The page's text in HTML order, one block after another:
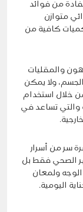
من فوائد
متوازن
كافية من
والمقليات
من امتصاص الأوميغا 3 في الجسم، ولا يمكن
من خلال استخدام
والتي تساعد في
3 للشعر والبشرة سر من أسرار
الصحي فقط بل
ولمعان
اليومية.